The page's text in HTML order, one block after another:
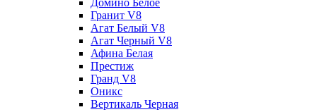
Домино Белое
Гранит V8
Агат Белый V8
Агат Черный V8
Афина Белая
Престиж
Гранд V8
Оникс
Вертикаль Черная